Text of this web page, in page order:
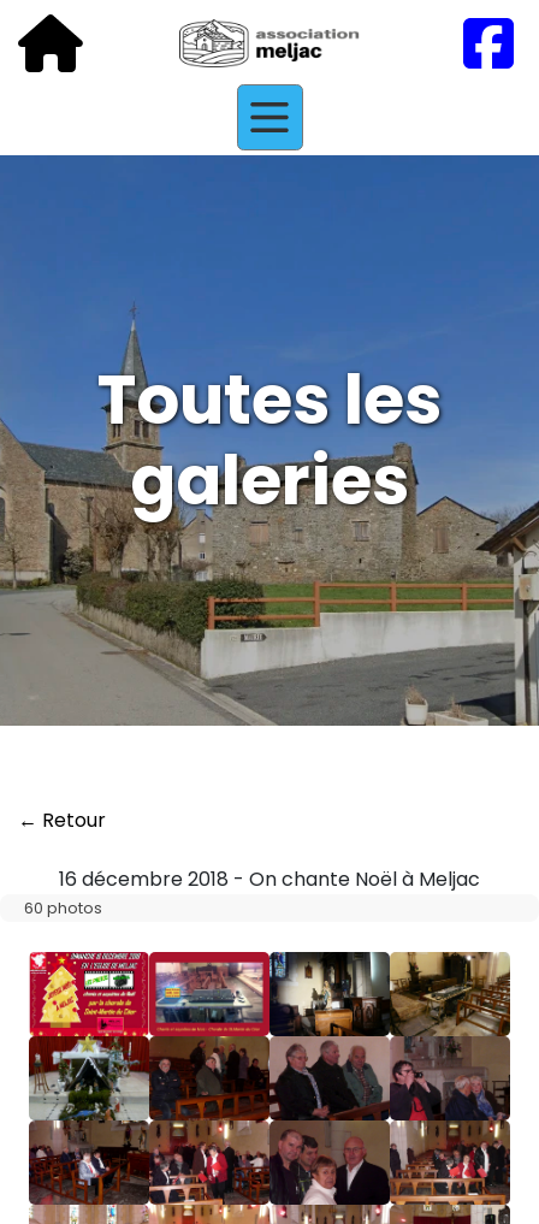
Toutes les
galeries
← Retour
16 décembre 2018 - On chante Noël à Meljac
60 photos